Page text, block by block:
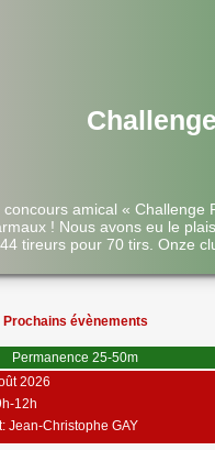
concours amical «
! Nous avons eu le
tireurs pour 70 tirs. Onze
Prochains évènements
Permanence 25-50m
2026
12h
Jean-Christophe GAY